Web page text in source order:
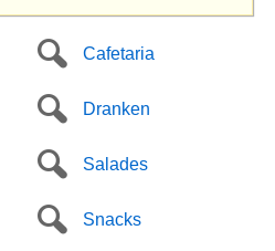
Cafetaria
Dranken
Salades
Snacks